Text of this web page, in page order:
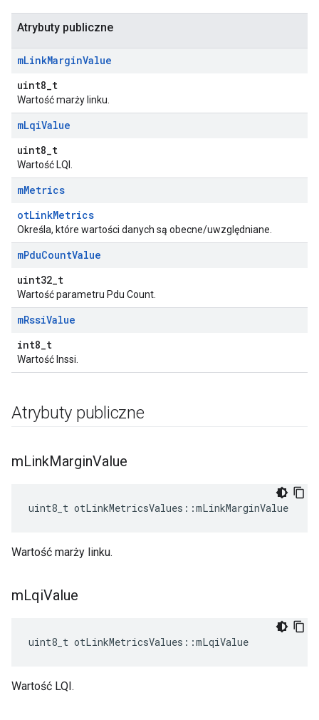
Atrybuty publiczne
mLinkMarginValue
uint8_t
Wartość marży linku.
mLqiValue
uint8_t
Wartość LQI.
mMetrics
otLinkMetrics
Określa, które wartości danych są obecne/uwzględniane.
mPduCountValue
uint32_t
Wartość parametru Pdu Count.
mRssiValue
int8_t
Wartość Inssi.
Atrybuty publiczne
mLinkMarginValue
uint8_t otLinkMetricsValues ::mLinkMarginValue
Wartość marży linku.
mLqiValue
uint8_t otLinkMetricsValues ::mLqiValue
Wartość LQI.